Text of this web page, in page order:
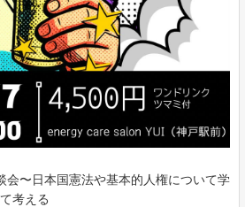
会〜日本国憲法や基本的人権について学
考える